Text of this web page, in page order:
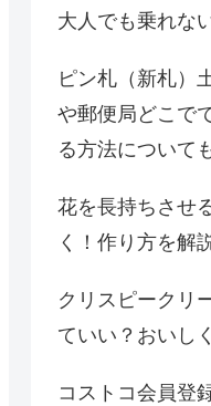
大人でも乗れな
ピン札（新札）
や郵便局どこで
る方法について
花を長持ちさせ
く！作り方を解
クリスピークリ
ていい？おいし
コストコ会員登